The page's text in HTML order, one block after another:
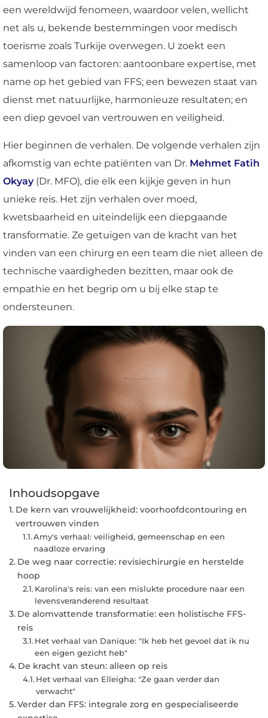
een wereldwijd fenomeen, waardoor velen, wellicht
net als u, bekende bestemmingen voor medisch
toerisme zoals Turkije overwegen. U zoekt een
samenloop van factoren: aantoonbare expertise, met
name op het gebied van FFS; een bewezen staat van
dienst met natuurlijke, harmonieuze resultaten; en
een diep gevoel van vertrouwen en veiligheid.
Hier beginnen de verhalen. De volgende verhalen zijn
afkomstig van echte patiënten van Dr. Mehmet Fatih
Okyay(Dr. MFO), die elk een kijkje geven in hun
unieke reis. Het zijn verhalen over moed,
kwetsbaarheid en uiteindelijk een diepgaande
transformatie. Ze getuigen van de kracht van het
vinden van een chirurg en een team die niet alleen de
technische vaardigheden bezitten, maar ook de
empathie en het begrip om u bij elke stap te
ondersteunen.
Inhoudsopgave
De kern van vrouwelijkheid: voorhoofdcontouring en
vertrouwen vinden
Amy's verhaal: veiligheid, gemeenschap en een
naadloze ervaring
De weg naar correctie: revisiechirurgie en herstelde
hoop
Karolina's reis: van een mislukte procedure naar een
levensveranderend resultaat
De alomvattende transformatie: een holistische FFS-
reis
Het verhaal van Danique: "Ik heb het gevoel dat ik nu
een eigen gezicht heb"
De kracht van steun: alleen op reis
Het verhaal van Elleigha: "Ze gaan verder dan
verwacht"
Verder dan FFS: integrale zorg en gespecialiseerde